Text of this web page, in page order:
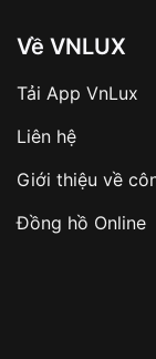
Nước Pháp có
trải qua nhiều
ra những chiếc
thiết kế độc đáo.
trải qua quy
Về VNLUX
Tải App VnLux
Liên hệ
Giới thiệu về
Đồng hồ Online